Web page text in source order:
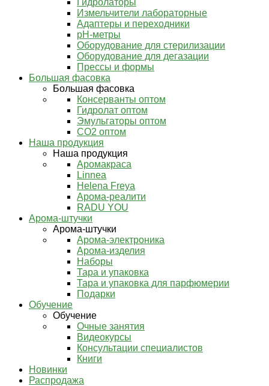
Гидролаторы
Измельчители лабораторные
Адаптеры и переходники
pH-метры
Оборудование для стерилизации
Оборудование для дегазации
Прессы и формы
Большая фасовка
Большая фасовка
Консерванты оптом
Гидролат оптом
Эмульгаторы оптом
СО2 оптом
Наша продукция
Наша продукция
Аромакраса
Linnea
Helena Freya
Арома-реалити
RADU YOU
Арома-штучки
Арома-штучки
Арома-электроника
Арома-изделия
Наборы
Тара и упаковка
Тара и упаковка для парфюмерии
Подарки
Обучение
Обучение
Очные занятия
Видеокурсы
Консультации специалистов
Книги
Новинки
Распродажа